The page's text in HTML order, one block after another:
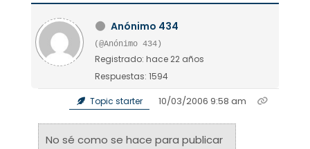
Anónimo 434
(@Anónimo 434)
Registrado: hace 22 años
Respuestas: 1594
Topic starter 10/03/2006 9:58 am
No sé como se hace para publicar